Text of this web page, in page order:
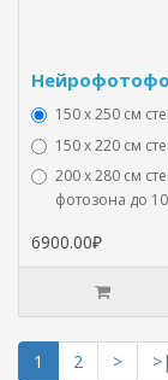
150 х 250 см
150 х 220 см
200 х 280 см
фотозона до
6900.00₽
1 2 >
>|